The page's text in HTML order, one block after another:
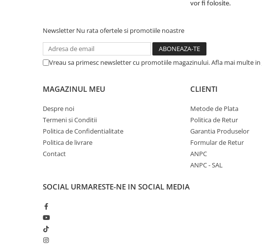
vor fi folosite.
Newsletter Nu rata ofertele si promotiile noastre
Vreau sa primesc newsletter cu promotiile magazinului. Afla mai multe in
MAGAZINUL MEU
Despre noi
Termeni si Conditii
Politica de Confidentialitate
Politica de livrare
Contact
CLIENTI
Metode de Plata
Politica de Retur
Garantia Produselor
Formular de Retur
ANPC
ANPC - SAL
SOCIAL URMARESTE-NE IN SOCIAL MEDIA